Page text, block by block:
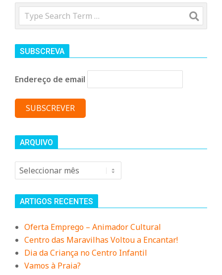
n
d
e
Search
SUBSCREVA
Endereço de email
ARQUIVO
Arquivo
ARTIGOS RECENTES
Oferta Emprego – Animador Cultural
Centro das Maravilhas Voltou a Encantar!
Dia da Criança no Centro Infantil
Vamos à Praia?